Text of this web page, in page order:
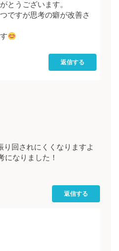
とうございます。
ですが思考の癖が改善さ
返信する
り回されにくくなりますよ
になりました！
返信する